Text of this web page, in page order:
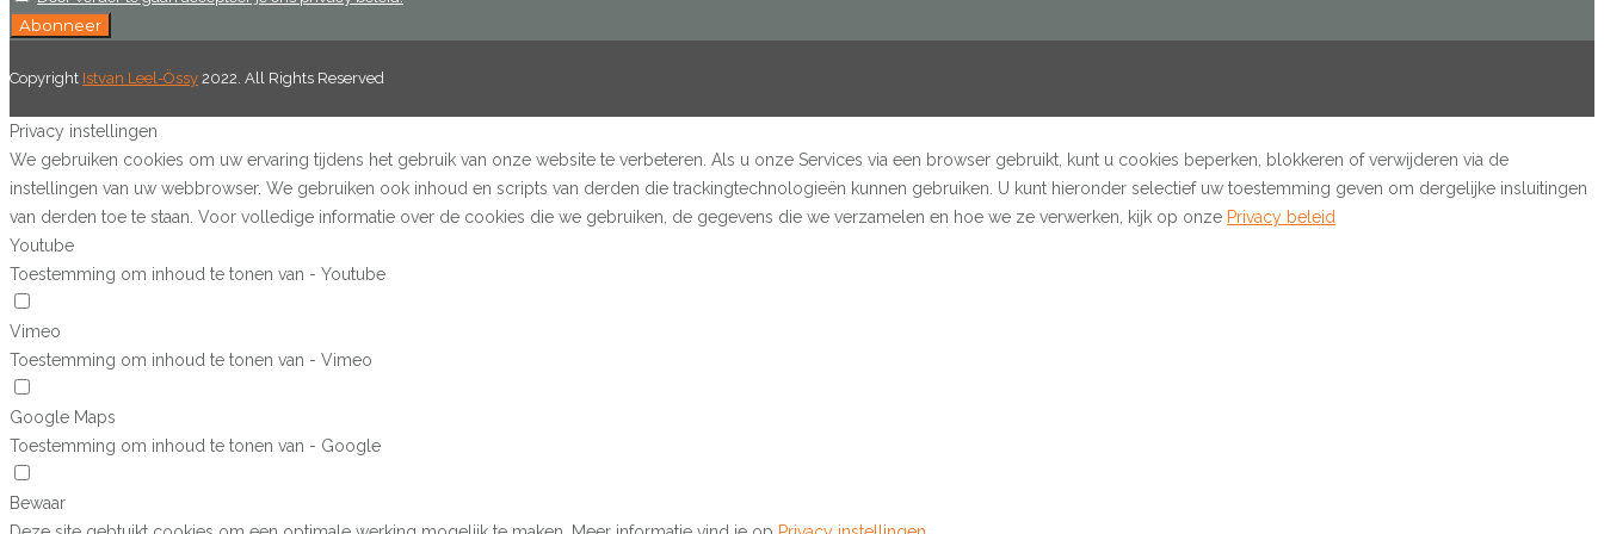
Copyright Istvan Leel-Össy 2022. All Rights Reserved
Privacy instellingen
We gebruiken cookies om uw ervaring tijdens het gebruik van onze website te verbeteren. Als u onze Services via een browser gebruikt, kunt u cookies beperken, blokkeren of verwijderen via de
instellingen van uw webbrowser. We gebruiken ook inhoud en scripts van derden die trackingtechnologieën kunnen gebruiken. U kunt hieronder selectief uw toestemming geven om dergelijke insluitingen
van derden toe te staan. Voor volledige informatie over de cookies die we gebruiken, de gegevens die we verzamelen en hoe we ze verwerken, kijk op onze Privacy beleid
Youtube
Toestemming om inhoud te tonen van - Youtube
Vimeo
Toestemming om inhoud te tonen van - Vimeo
Google Maps
Toestemming om inhoud te tonen van - Google
Bewaar